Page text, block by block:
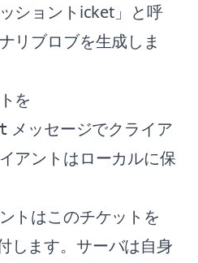
ショントicket」と呼
リブロブを生成しま
を
メッセージでクライア
アントはローカルに保
トはこのチケットを
します。サーバは自身